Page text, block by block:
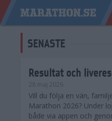
SENASTE
Resultat och
28 maj 2026
​Vill du följa en vän,
Marathon 2026? Under
både via appen och